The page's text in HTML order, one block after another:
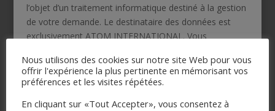
l’objet d’un traitement informatique destiné à la gestion
de votre demande. Le destinataire des données est
exclusivement ATOM INTERNATIONAL. Vous
d’effacement de vos données personnelles, que vous
pouvez exercer en vous adressant par écrit à l’éditeur
traitement de vos données personnelles en ne postant
Nous utilisons des cookies sur notre site Web pour vous
offrir l'expérience la plus pertinente en mémorisant vos
préférences et les visites répétées.
En cliquant sur «Tout Accepter», vous consentez à